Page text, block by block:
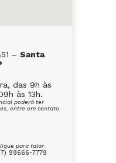
– Santa
das 9h às
às 13h.
poderá ter
entre em contato
para falar
99666-7779